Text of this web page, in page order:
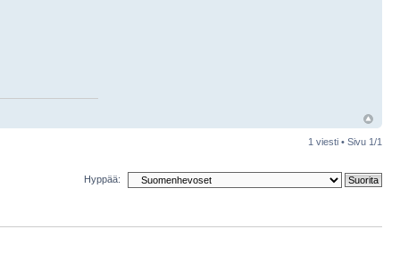
1 viesti • Sivu 1 /1
Hyppää: